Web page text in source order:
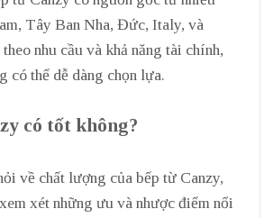
Tây Ban Nha, Đức, Italy, và
nhu cầu và khả năng tài chính,
có thể dễ dàng chọn lựa.
có tốt không?
về chất lượng của bếp từ Canzy,
xét những ưu và nhược điểm nổi